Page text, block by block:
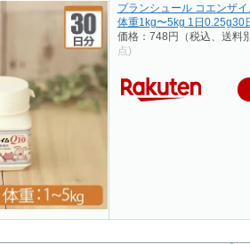
プランシュール コエンザ
体重1kg〜5kg 1日0.25g30
価格：748円（税込、送料
点)